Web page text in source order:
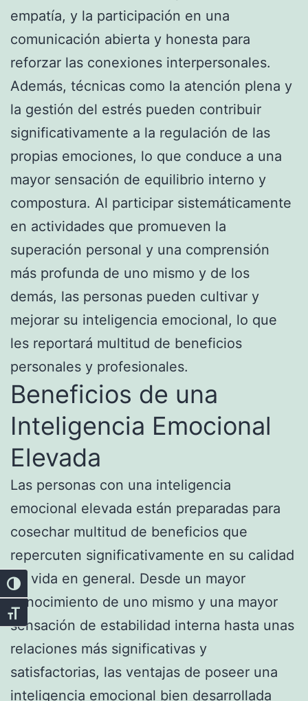
Alternar alto contraste
Alternar tamaño de letra
empatía, y la participación en una
comunicación abierta y honesta para
reforzar las conexiones interpersonales.
Además, técnicas como la atención plena y
la gestión del estrés pueden contribuir
significativamente a la regulación de las
propias emociones, lo que conduce a una
mayor sensación de equilibrio interno y
compostura. Al participar sistemáticamente
en actividades que promueven la
superación personal y una comprensión
más profunda de uno mismo y de los
demás, las personas pueden cultivar y
mejorar su inteligencia emocional, lo que
les reportará multitud de beneficios
personales y profesionales.
Beneficios de una
Inteligencia Emocional
Elevada
Las personas con una inteligencia
emocional elevada están preparadas para
cosechar multitud de beneficios que
repercuten significativamente en su calidad
de vida en general. Desde un mayor
conocimiento de uno mismo y una mayor
sensación de estabilidad interna hasta unas
relaciones más significativas y
satisfactorias, las ventajas de poseer una
inteligencia emocional bien desarrollada